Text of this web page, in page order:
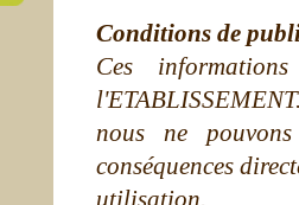
Conditions de
Ces
nous ne
conséquences
utilisation.